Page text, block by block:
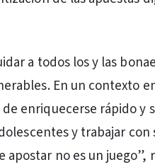
a todos los y las
En un contexto
enriquecerse rápido y
y trabajar con
apostar no es un